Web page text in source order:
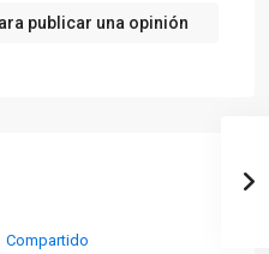
publicar una opinión
Compartido